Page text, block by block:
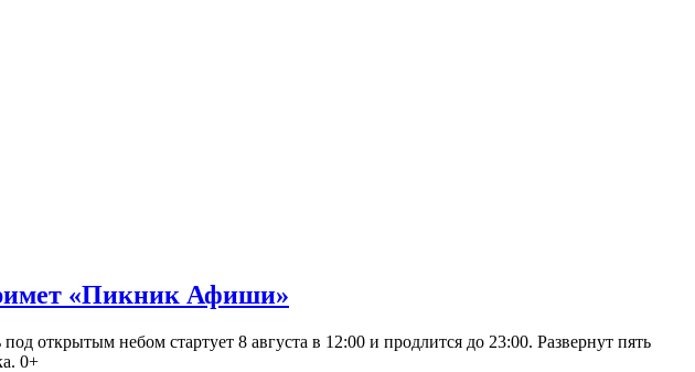
«Пикник Афиши»
небом стартует 8 августа в 12:00 и продлится до 23:00. Развернут пять
0+